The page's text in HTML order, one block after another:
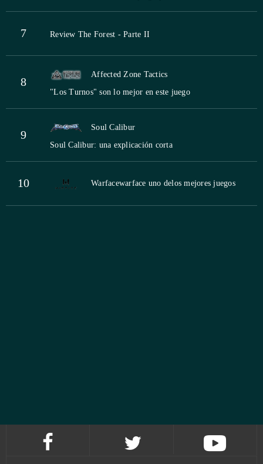
7 Review The Forest - Parte II
8
Affected Zone Tactics
"Los Turnos" son lo mejor en este juego
9
Soul Calibur
Soul Calibur: una explicación corta
10 Warfacewarface uno delos mejores juegos